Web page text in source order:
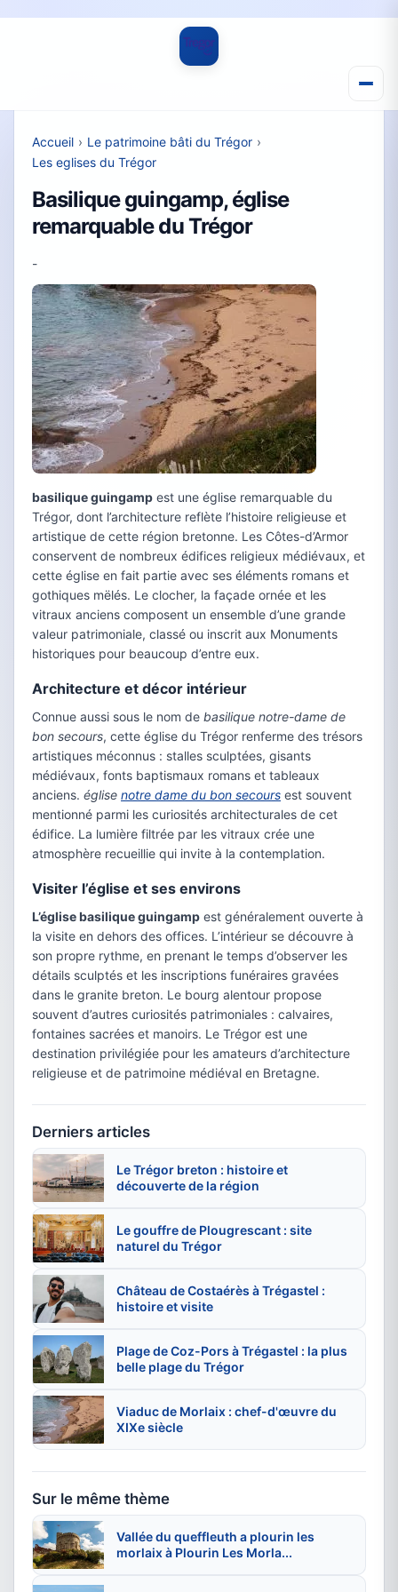
Accueil › Le patrimoine bâti du Trégor ›
Les eglises du Trégor
Basilique guingamp, église
remarquable du Trégor
-
basilique guingamp est une église remarquable du
Trégor, dont l’architecture reflète l’histoire religieuse et
artistique de cette région bretonne. Les Côtes-d’Armor
conservent de nombreux édifices religieux médiévaux, et
cette église en fait partie avec ses éléments romans et
gothiques mëlés. Le clocher, la façade ornée et les
vitraux anciens composent un ensemble d’une grande
valeur patrimoniale, classé ou inscrit aux Monuments
historiques pour beaucoup d’entre eux.
Architecture et décor intérieur
Connue aussi sous le nom de basilique notre-dame de
bon secours, cette église du Trégor renferme des trésors
artistiques méconnus : stalles sculptées, gisants
médiévaux, fonts baptismaux romans et tableaux
anciens. église notre dame du bon secours est souvent
mentionné parmi les curiosités architecturales de cet
édifice. La lumière filtrée par les vitraux crée une
atmosphère recueillie qui invite à la contemplation.
Visiter l’église et ses environs
L’église basilique guingamp est généralement ouverte à
la visite en dehors des offices. L’intérieur se découvre à
son propre rythme, en prenant le temps d’observer les
détails sculptés et les inscriptions funéraires gravées
dans le granite breton. Le bourg alentour propose
souvent d’autres curiosités patrimoniales : calvaires,
fontaines sacrées et manoirs. Le Trégor est une
destination privilégiée pour les amateurs d’architecture
religieuse et de patrimoine médiéval en Bretagne.
Derniers articles
Le Trégor breton : histoire et
découverte de la région
Le gouffre de Plougrescant : site
naturel du Trégor
Château de Costaérès à Trégastel :
histoire et visite
Plage de Coz-Pors à Trégastel : la plus
belle plage du Trégor
Viaduc de Morlaix : chef-d'œuvre du
XIXe siècle
Sur le même thème
Vallée du queffleuth a plourin les
morlaix à Plourin Les Morla...